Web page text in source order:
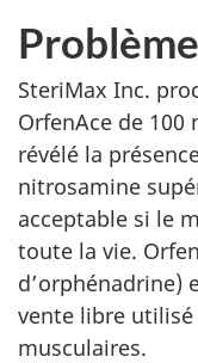
Problème
SteriMax Inc.
OrfenAce de
révélé la
nitrosamine
acceptable si le
toute la vie.
d’orphénadrine)
vente libre utilisé
musculaires.